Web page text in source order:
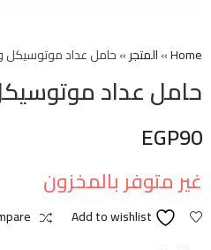
Home
»المتجر»حامل عداد موتوسيكل
حامل عداد
EGP90
غير متوفر بالمخزون
Add to wishlist